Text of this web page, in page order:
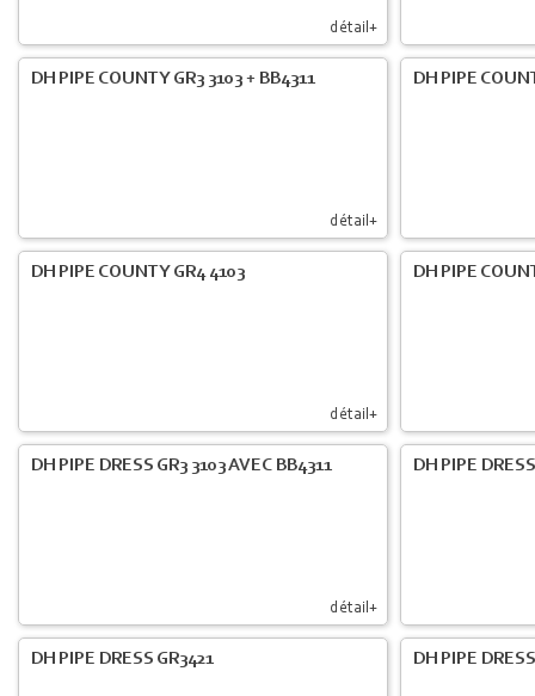
détail+
détail+
DH PIPE COUNTY GR3 3103 + BB4311 DH PIPE
détail+
DH PIPE COUNTY GR4 4103 DH PIPE
détail+
DH PIPE DRESS GR3 3103 AVEC BB4311 DH PIPE
DH PIPE DRESS GR3421 DH PIPE